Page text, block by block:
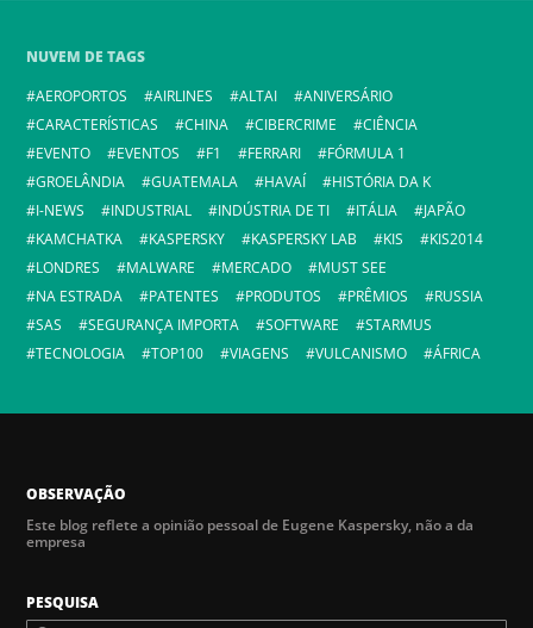
NUVEM DE TAGS
AEROPORTOS
AIRLINES ALTAI
ANIVERSÁRIO
CARACTERÍSTICAS
CHINA CIBERCRIME
CIÊNCIA
EVENTO
EVENTOS F1 FERRARI
FÓRMULA 1
GROELÂNDIA
GUATEMALA HAVAÍ
HISTÓRIA DA K
I-NEWS
INDUSTRIAL INDÚSTRIA DE TI ITÁLIA
JAPÃO
KAMCHATKA
KASPERSKY KASPERSKY LAB KIS
KIS2014
LONDRES
MALWARE MERCADO
MUST SEE
NA ESTRADA
PATENTES PRODUTOS PRÊMIOS
RUSSIA
SAS
SEGURANÇA IMPORTA SOFTWARE
STARMUS
TECNOLOGIA
TOP100 VIAGENS VULCANISMO ÁFRICA
OBSERVAÇÃO
Este blog reflete a opinião pessoal de Eugene Kaspersky, não a da
empresa
PESQUISA